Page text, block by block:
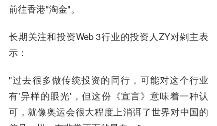
前往香港"淘金"。
长期关注和投资Web 3行业的投资人ZY对剁主表
示：
"过去很多做传统投资的同行，可能对这个行业
有'异样的眼光'，但这份《宣言》意味着一种认
可，就像奥运会很大程度上消弭了世界对中国的